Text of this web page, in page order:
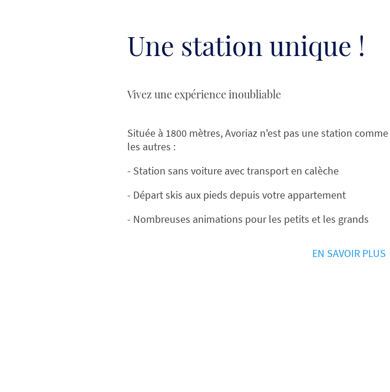
Une station unique !
Vivez une expérience inoubliable
Située à 1800 mètres, Avoriaz n'est pas une station comme
les autres :
- Station sans voiture avec transport en calèche
- Départ skis aux pieds depuis votre appartement
- Nombreuses animations pour les petits et les grands
EN SAVOIR PLUS